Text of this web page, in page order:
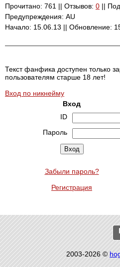
Прочитано: 761 || Отзывов: 0 ||
Предупреждения: AU
Начало: 15.06.13 || Обновление:
Текст фанфика доступен только
пользователям старше 18 лет!
Вход по никнейму
Вход
ID
Пароль
Забыли пароль?
Регистрация
2003-2026 ©